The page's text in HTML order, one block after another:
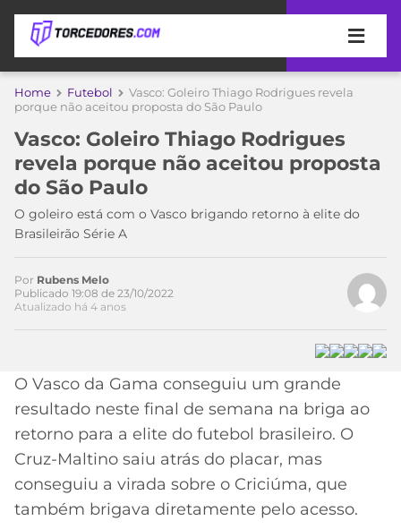
APOSTAS
DE
APOSTA
MELHORES
SITES
DE
APOSTAS
2026
BETBOOM
CÓDIGO
DE
INDICAÇÃO
BET365
COPA
DO
MUNDO
TIMES
MEU
TIME
PALMEIRAS
CORINTHIANS
SÃO
PAULO
CAMPEONATOS
SÉRIE
LIBERTADORES
COPA
DO
ESPORTIVA
MERCADO
DA
BOLA
PALPITES
Home Futebol
Vasco: Goleiro Thiago Rodrigues revela
porque não aceitou proposta do São Paulo
Vasco: Goleiro Thiago Rodrigues
revela porque não aceitou proposta
do São Paulo
O goleiro está com o Vasco brigando retorno à elite do
Brasileirão Série A
Acesse o perfil do autor
Por Rubens Melo
Publicado 19:08 de 23/10/2022
Atualizado há 4 anos
O Vasco da Gama conseguiu um grande
resultado neste final de semana na briga ao
retorno para a elite do futebol brasileiro. O
Cruz-Maltino saiu atrás do placar, mas
conseguiu a virada sobre o Criciúma, que
também brigava diretamente pelo acesso.